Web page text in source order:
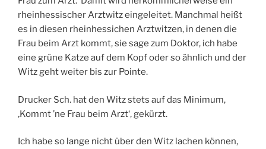
rheinhessischer Arztwitz eingeleitet. Manchmal heißt
es in diesen rheinhessichen Arztwitzen, in denen die
Frau beim Arzt kommt, sie sage zum Doktor, ich habe
eine grüne Katze auf dem Kopf oder so ähnlich und der
Witz geht weiter bis zur Pointe.
Drucker Sch. hat den Witz stets auf das Minimum,
‚Kommt ’ne Frau beim Arzt‘, gekürzt.
Ich habe so lange nicht über den Witz lachen können,